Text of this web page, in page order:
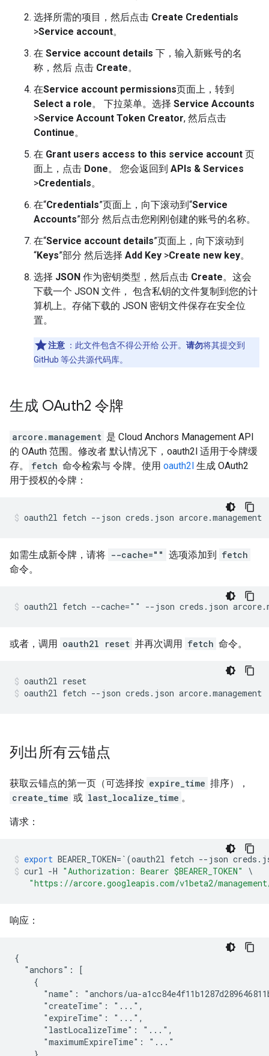
选择所需的项目，然后点击 Create Credentials
>Service account。
在 Service account details 下，输入新账号的名
称，然后 点击 Create。
在Service account permissions页面上，转到
Select a role。 下拉菜单。选择 Service Accounts
>Service Account Token Creator, 然后点击
Continue。
在 Grant users access to this service account 页
面上，点击 Done。 您会返回到 APIs & Services
>Credentials。
在“Credentials”页面上，向下滚动到“Service
Accounts”部分 然后点击您刚刚创建的账号的名称。
在“Service account details”页面上，向下滚动到
“Keys”部分 然后选择 Add Key >Create new key。
选择 JSON 作为密钥类型，然后点击 Create。这会
下载一个 JSON 文件， 包含私钥的文件复制到您的计
算机上。存储下载的 JSON 密钥文件保存在安全位
置。
注意 ：此文件包含不得公开给 公开。 请勿将其提交到
GitHub 等公共源代码库。
生成 OAuth2 令牌
arcore.management 是 Cloud Anchors Management API
的 OAuth 范围。修改者 默认情况下，oauth2l 适用于令牌缓
存。
fetch 命令检索与 令牌。使用 oauth2l 生成 OAuth2
用于授权的令牌：
oauth2l fetch --json creds.json arcore.management
如需生成新令牌，请将 --cache="" 选项添加到 fetch
命令。
oauth2l fetch --cache="" --json creds.json
或者，调用 oauth2l reset 并再次调用 fetch 命令。
oauth2l reset
oauth2l fetch --json creds.json arcore.management
列出所有云锚点
获取云锚点的第一页（可选择按 expire_time 排序），
create_time 或 last_localize_time 。
请求：
export BEARER_TOKEN= ` (oauth2l fetch -- json creds .
curl -H "Authorization: Bearer $BEARER_TOKEN"
\
"https://arcore.googleapis.com/v1beta2/
响应：
{
  "anchors": [
    {
"name": "anchors/ua-
      "createTime": "...",
      "expireTime": "...",
      "lastLocalizeTime": "...",
      "maximumExpireTime": "..."